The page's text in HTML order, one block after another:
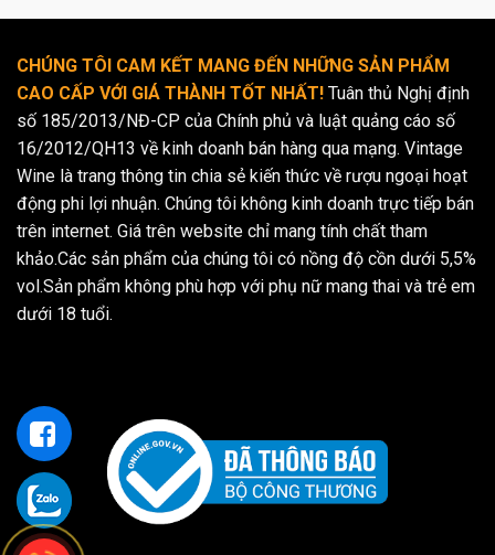
CHÚNG TÔI CAM KẾT MANG ĐẾN NHỮNG SẢN PHẨM
CAO CẤP VỚI GIÁ THÀNH TỐT NHẤT! Tuân thủ Nghị định
số 185/2013/NĐ-CP của Chính phủ và luật quảng cáo số
16/2012/QH13 về kinh doanh bán hàng qua mạng. Vintage
Wine là trang thông tin chia sẻ kiến thức về rượu ngoại hoạt
động phi lợi nhuận. Chúng tôi không kinh doanh trực tiếp bán
trên internet. Giá trên website chỉ mang tính chất tham
khảo.Các sản phẩm của chúng tôi có nồng độ cồn dưới 5,5%
vol.Sản phẩm không phù hợp với phụ nữ mang thai và trẻ em
dưới 18 tuổi.